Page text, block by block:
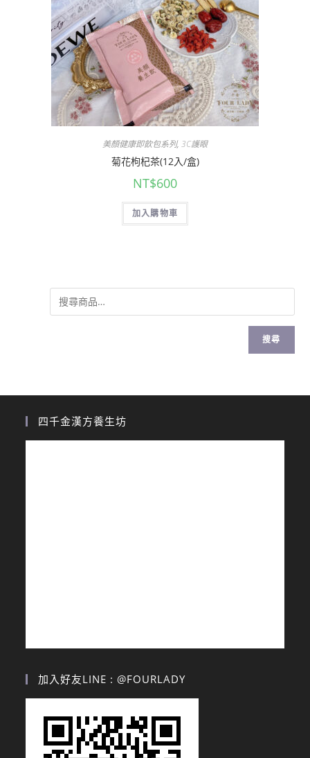
美顏健康即飲包系列, 3C護眼
菊花枸杞茶(12入/盒)
NT$600
加入購物車
搜尋
四千金漢方養生坊
加入好友LINE : @FOURLADY